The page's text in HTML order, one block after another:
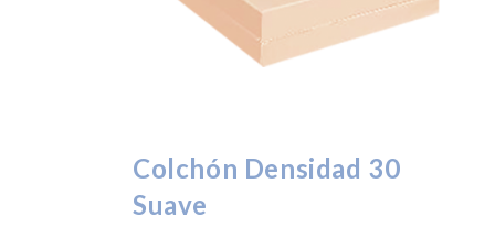
Colchón Densidad 30
Suave